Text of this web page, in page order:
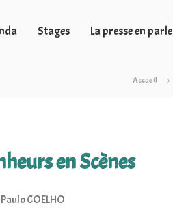
Stages La presse en parle
Accueil
en Scènes
COELHO